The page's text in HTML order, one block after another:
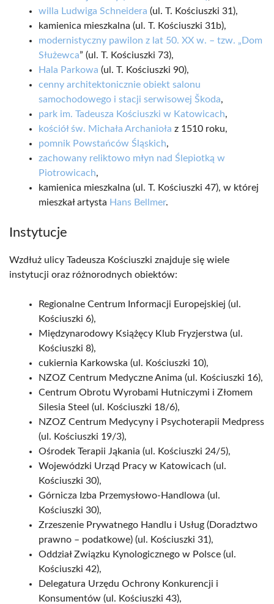
willa Ludwiga Schneidera (ul. T. Kościuszki 31),
kamienica mieszkalna (ul. T. Kościuszki 31b),
modernistyczny pawilon z lat 50. XX w. – tzw. „Dom
Służewca” (ul. T. Kościuszki 73),
Hala Parkowa (ul. T. Kościuszki 90),
cenny architektonicznie obiekt salonu
samochodowego i stacji serwisowej Škoda,
park im. Tadeusza Kościuszki w Katowicach,
kościół św. Michała Archanioła z 1510 roku,
pomnik Powstańców Śląskich,
zachowany reliktowo młyn nad Ślepiotką w
Piotrowicach,
kamienica mieszkalna (ul. T. Kościuszki 47), w której
mieszkał artysta Hans Bellmer.
Instytucje
Wzdłuż ulicy Tadeusza Kościuszki znajduje się wiele
instytucji oraz różnorodnych obiektów:
Regionalne Centrum Informacji Europejskiej (ul.
Kościuszki 6),
Międzynarodowy Książęcy Klub Fryzjerstwa (ul.
Kościuszki 8),
cukiernia Karkowska (ul. Kościuszki 10),
NZOZ Centrum Medyczne Anima (ul. Kościuszki 16),
Centrum Obrotu Wyrobami Hutniczymi i Złomem
Silesia Steel (ul. Kościuszki 18/6),
NZOZ Centrum Medycyny i Psychoterapii Medpress
(ul. Kościuszki 19/3),
Ośrodek Terapii Jąkania (ul. Kościuszki 24/5),
Wojewódzki Urząd Pracy w Katowicach (ul.
Kościuszki 30),
Górnicza Izba Przemysłowo-Handlowa (ul.
Kościuszki 30),
Zrzeszenie Prywatnego Handlu i Usług (Doradztwo
prawno – podatkowe) (ul. Kościuszki 31),
Oddział Związku Kynologicznego w Polsce (ul.
Kościuszki 42),
Delegatura Urzędu Ochrony Konkurencji i
Konsumentów (ul. Kościuszki 43),